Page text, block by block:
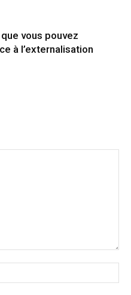
vous pouvez
à l’externalisation